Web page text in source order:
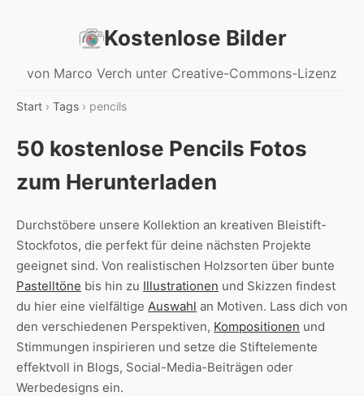
Kostenlose Bilder
von Marco Verch unter Creative-Commons-Lizenz
Start › Tags › pencils
50 kostenlose Pencils Fotos
zum Herunterladen
Durchstöbere unsere Kollektion an kreativen Bleistift-
Stockfotos, die perfekt für deine nächsten Projekte
geeignet sind. Von realistischen Holzsorten über bunte
Pastelltöne bis hin zu Illustrationen und Skizzen findest
du hier eine vielfältige Auswahl an Motiven. Lass dich von
den verschiedenen Perspektiven, Kompositionen und
Stimmungen inspirieren und setze die Stiftelemente
effektvoll in Blogs, Social-Media-Beiträgen oder
Werbedesigns ein.